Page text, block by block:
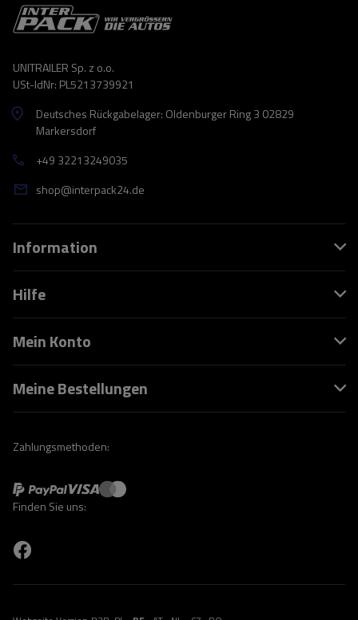
UNITRAILER Sp. z o.o.
USt-IdNr: PL5213739921
Deutsches Rückgabelager: Oldenburger Ring 3 02829
Markersdorf
+49 32213249035
shop@interpack24.de
Information
Hilfe
Mein Konto
Meine Bestellungen
Zahlungsmethoden:
Finden Sie uns: